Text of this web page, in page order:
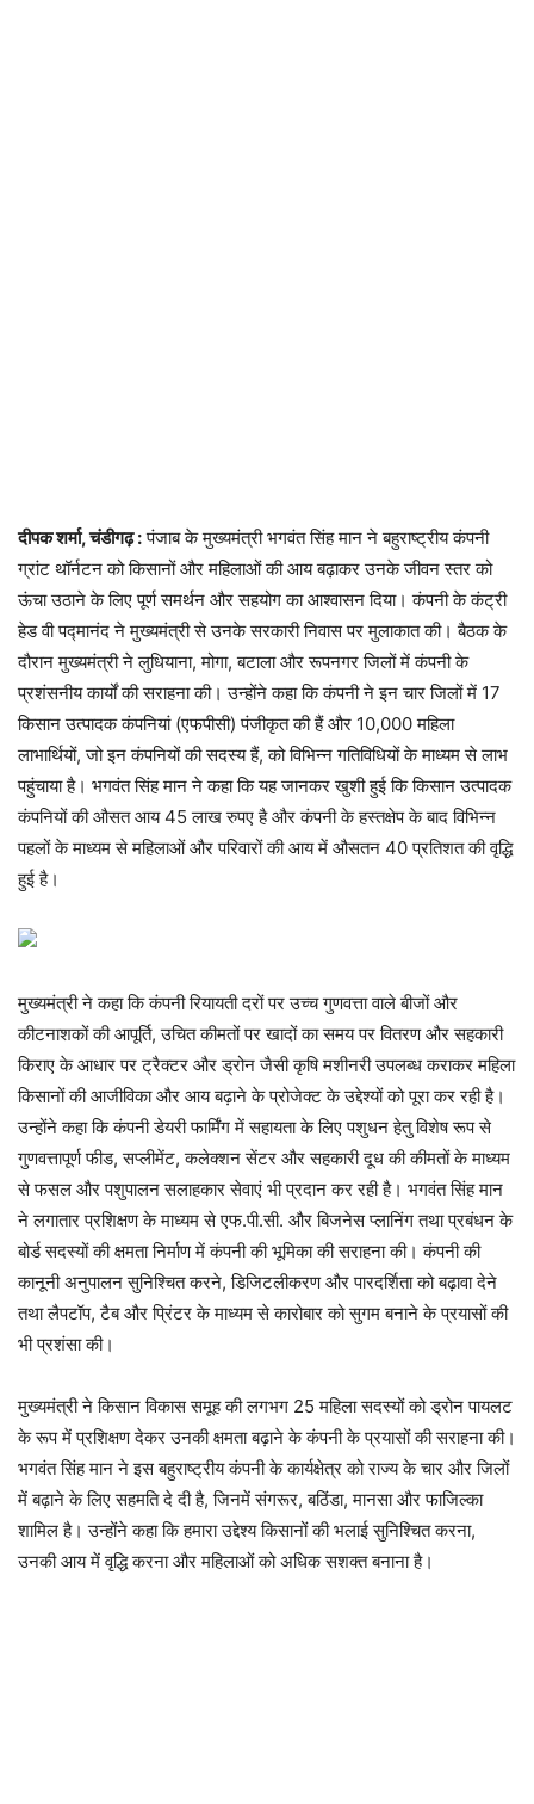
दीपक शर्मा, चंडीगढ़ :पंजाब के मुख्यमंत्री भगवंत सिंह मान ने बहुराष्ट्रीय कंपनी
ग्रांट थॉर्नटन को किसानों और महिलाओं की आय बढ़ाकर उनके जीवन स्तर को
ऊंचा उठाने के लिए पूर्ण समर्थन और सहयोग का आश्वासन दिया। कंपनी के कंट्री
हेड वी पद्मानंद ने मुख्यमंत्री से उनके सरकारी निवास पर मुलाकात की। बैठक के
दौरान मुख्यमंत्री ने लुधियाना, मोगा, बटाला और रूपनगर जिलों में कंपनी के
प्रशंसनीय कार्यों की सराहना की। उन्होंने कहा कि कंपनी ने इन चार जिलों में 17
किसान उत्पादक कंपनियां (एफपीसी) पंजीकृत की हैं और 10,000 महिला
लाभार्थियों, जो इन कंपनियों की सदस्य हैं, को विभिन्न गतिविधियों के माध्यम से लाभ
पहुंचाया है। भगवंत सिंह मान ने कहा कि यह जानकर खुशी हुई कि किसान उत्पादक
कंपनियों की औसत आय 45 लाख रुपए है और कंपनी के हस्तक्षेप के बाद विभिन्न
पहलों के माध्यम से महिलाओं और परिवारों की आय में औसतन 40 प्रतिशत की वृद्धि
हुई है।
मुख्यमंत्री ने कहा कि कंपनी रियायती दरों पर उच्च गुणवत्ता वाले बीजों और
कीटनाशकों की आपूर्ति, उचित कीमतों पर खादों का समय पर वितरण और सहकारी
किराए के आधार पर ट्रैक्टर और ड्रोन जैसी कृषि मशीनरी उपलब्ध कराकर महिला
किसानों की आजीविका और आय बढ़ाने के प्रोजेक्ट के उद्देश्यों को पूरा कर रही है।
उन्होंने कहा कि कंपनी डेयरी फार्मिंग में सहायता के लिए पशुधन हेतु विशेष रूप से
गुणवत्तापूर्ण फीड, सप्लीमेंट, कलेक्शन सेंटर और सहकारी दूध की कीमतों के माध्यम
से फसल और पशुपालन सलाहकार सेवाएं भी प्रदान कर रही है। भगवंत सिंह मान
ने लगातार प्रशिक्षण के माध्यम से एफ.पी.सी. और बिजनेस प्लानिंग तथा प्रबंधन के
बोर्ड सदस्यों की क्षमता निर्माण में कंपनी की भूमिका की सराहना की। कंपनी की
कानूनी अनुपालन सुनिश्चित करने, डिजिटलीकरण और पारदर्शिता को बढ़ावा देने
तथा लैपटॉप, टैब और प्रिंटर के माध्यम से कारोबार को सुगम बनाने के प्रयासों की
भी प्रशंसा की।
मुख्यमंत्री ने किसान विकास समूह की लगभग 25 महिला सदस्यों को ड्रोन पायलट
के रूप में प्रशिक्षण देकर उनकी क्षमता बढ़ाने के कंपनी के प्रयासों की सराहना की।
भगवंत सिंह मान ने इस बहुराष्ट्रीय कंपनी के कार्यक्षेत्र को राज्य के चार और जिलों
में बढ़ाने के लिए सहमति दे दी है, जिनमें संगरूर, बठिंडा, मानसा और फाजिल्का
शामिल है। उन्होंने कहा कि हमारा उद्देश्य किसानों की भलाई सुनिश्चित करना,
उनकी आय में वृद्धि करना और महिलाओं को अधिक सशक्त बनाना है।